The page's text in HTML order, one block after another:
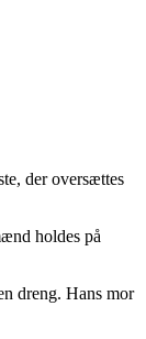
der oversættes
holdes på
dreng. Hans mor